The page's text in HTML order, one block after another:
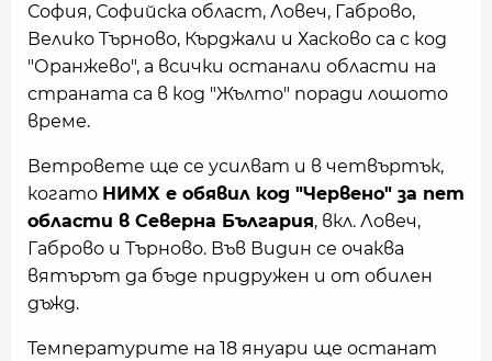
София, Софийска област, Ловеч, Габрово,
Велико Търново, Кърджали и Хасково са с код
"Оранжево", а всички останали области на
страната са в код "Жълто" поради лошото
време.
Ветровете ще се усилват и в четвъртък,
когато НИМХ е обявил код "Червено" за пет
области в Северна България, вкл. Ловеч,
Габрово и Търново. Във Видин се очаква
вятърът да бъде придружен и от обилен
дъжд.
Температурите на 18 януари ще останат